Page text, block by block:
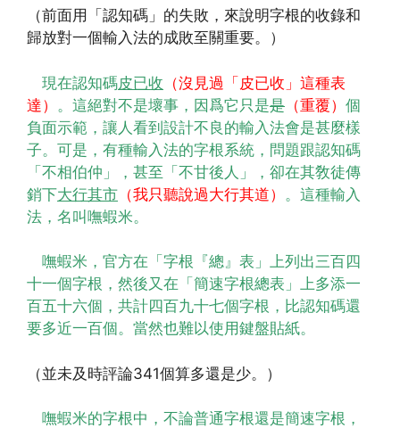
（前面用「認知碼」的失敗，來說明字根的收錄和
歸放對一個輸入法的成敗至關重要。）
現在認知碼皮已收 （沒見過「皮已收」這種表
達） 。這絕對不是壞事，因爲它只是是 （重覆） 個
負面示範，讓人看到設計不良的輸入法會是甚麼樣
子。可是，有種輸入法的字根系統，問題跟認知碼
「不相伯仲」，甚至「不甘後人」，卻在其敎徒傳
銷下大行其市 （我只聽說過大行其道） 。這種輸入
法，名叫嘸蝦米。
嘸蝦米，官方在「字根『總』表」上列出三百四
十一個字根，然後又在「簡速字根總表」上多添一
百五十六個，共計四百九十七個字根，比認知碼還
要多近一百個。當然也難以使用鍵盤貼紙。
（並未及時評論341個算多還是少。）
嘸蝦米的字根中，不論普通字根還是簡速字根，